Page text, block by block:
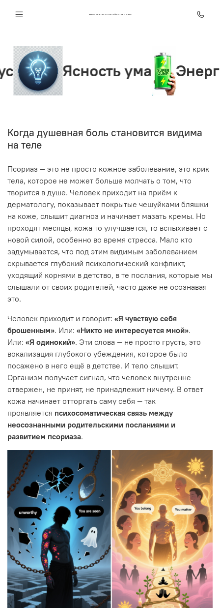
ИНТЕЛЛЕКТ КЛУБ ОНЛАЙН SUPER JUMP
ума Энергия жизни
Когда душевная боль становится видима
на теле
Псориаз — это не просто кожное заболевание, это крик
тела, которое не может больше молчать о том, что
творится в душе. Человек приходит на приём к
дерматологу, показывает покрытые чешуйками бляшки
на коже, слышит диагноз и начинает мазать кремы. Но
проходят месяцы, кожа то улучшается, то вспыхивает с
новой силой, особенно во время стресса. Мало кто
задумывается, что под этим видимым заболеванием
скрывается глубокий психологический конфликт,
уходящий корнями в детство, в те послания, которые мы
слышали от своих родителей, часто даже не осознавая
это.
Человек приходит и говорит: «Я чувствую себя
брошенным». Или: «Никто не интересуется мной».
Или: «Я одинокий». Эти слова — не просто грусть, это
вокализация глубокого убеждения, которое было
посажено в него ещё в детстве. И тело слышит.
Организм получает сигнал, что человек внутренне
отвержен, не принят, не принадлежит ничему. В ответ
кожа начинает отторгать саму себя — так
проявляется психосоматическая связь между
неосознанными родительскими посланиями и
развитием псориаза.